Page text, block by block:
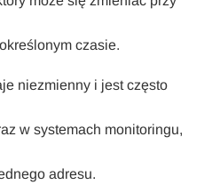
czasie.
niezmienny i jest często
w systemach monitoringu,
adresu.